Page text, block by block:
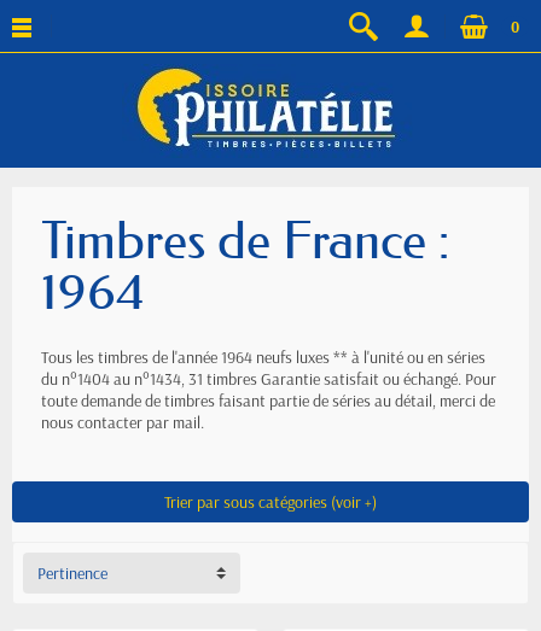
0
Timbres de France :
1964
Tous les timbres de l'année 1964 neufs luxes ** à l'unité ou en séries
du n°1404 au n°1434, 31 timbres Garantie satisfait ou échangé. Pour
toute demande de timbres faisant partie de séries au détail, merci de
nous contacter par mail.
Trier par sous catégories (voir +)
Pertinence